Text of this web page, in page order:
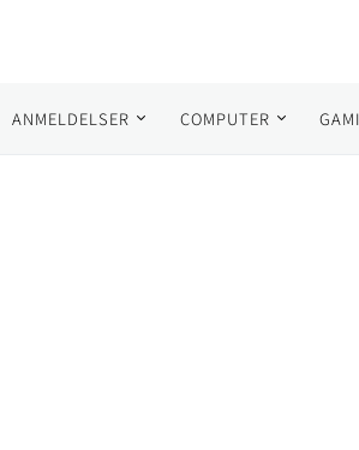
ANMELDELSER COMPUTER